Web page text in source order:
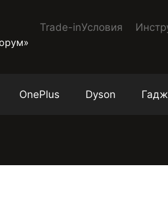
Trade-inУсловия
OnePlus Dyson